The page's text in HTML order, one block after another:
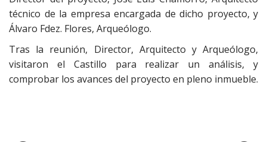
técnico de la empresa encargada de dicho proyecto, y
Álvaro Fdez. Flores, Arqueólogo.
Tras la reunión, Director, Arquitecto y Arqueólogo,
visitaron el Castillo para realizar un análisis, y
comprobar los avances del proyecto en pleno inmueble.